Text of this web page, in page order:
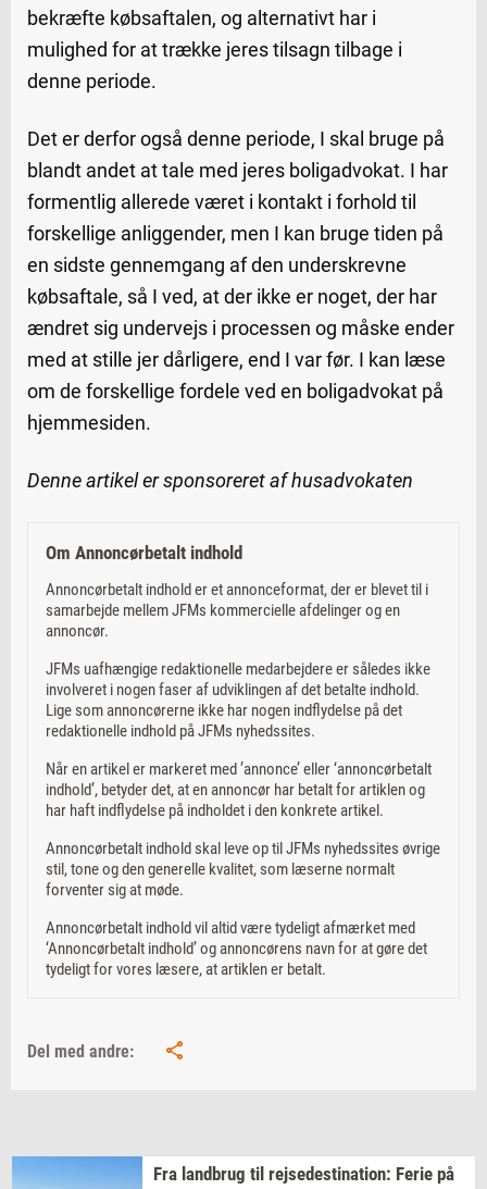
bekræfte købsaftalen, og alternativt har i
mulighed for at trække jeres tilsagn tilbage i
denne periode.
Det er derfor også denne periode, I skal bruge på
blandt andet at tale med jeres boligadvokat. I har
formentlig allerede været i kontakt i forhold til
forskellige anliggender, men I kan bruge tiden på
en sidste gennemgang af den underskrevne
købsaftale, så I ved, at der ikke er noget, der har
ændret sig undervejs i processen og måske ender
med at stille jer dårligere, end I var før. I kan læse
om de forskellige fordele ved en boligadvokat på
hjemmesiden.
Denne artikel er sponsoreret af husadvokaten
Om Annoncørbetalt indhold
Annoncørbetalt indhold er et annonceformat, der er blevet til i
samarbejde mellem JFMs kommercielle afdelinger og en
annoncør.
JFMs uafhængige redaktionelle medarbejdere er således ikke
involveret i nogen faser af udviklingen af det betalte indhold.
Lige som annoncørerne ikke har nogen indflydelse på det
redaktionelle indhold på JFMs nyhedssites.
Når en artikel er markeret med ’annonce’ eller ‘annoncørbetalt
indhold’, betyder det, at en annoncør har betalt for artiklen og
har haft indflydelse på indholdet i den konkrete artikel.
Annoncørbetalt indhold skal leve op til JFMs nyhedssites øvrige
stil, tone og den generelle kvalitet, som læserne normalt
forventer sig at møde.
Annoncørbetalt indhold vil altid være tydeligt afmærket med
‘Annoncørbetalt indhold’ og annoncørens navn for at gøre det
tydeligt for vores læsere, at artiklen er betalt.
Del med andre:
Fra land­brug til rej­se­desti­na­tion: Ferie på